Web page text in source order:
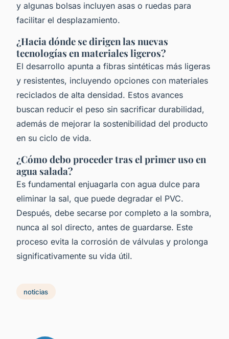
y algunas bolsas incluyen asas o ruedas para
facilitar el desplazamiento.
¿Hacia dónde se dirigen las nuevas
tecnologías en materiales ligeros?
El desarrollo apunta a fibras sintéticas más ligeras
y resistentes, incluyendo opciones con materiales
reciclados de alta densidad. Estos avances
buscan reducir el peso sin sacrificar durabilidad,
además de mejorar la sostenibilidad del producto
en su ciclo de vida.
¿Cómo debo proceder tras el primer uso en
agua salada?
Es fundamental enjuagarla con agua dulce para
eliminar la sal, que puede degradar el PVC.
Después, debe secarse por completo a la sombra,
nunca al sol directo, antes de guardarse. Este
proceso evita la corrosión de válvulas y prolonga
significativamente su vida útil.
noticias